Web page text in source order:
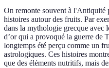
On remonte souvent à l'Antiquité
histoires autour des fruits. Par
dans la mythologie grecque avec
d’or qui a provoqué la guerre de
longtemps été perçu comme un
astrologiques. Ces histoires
que des éléments nutritifs, mais